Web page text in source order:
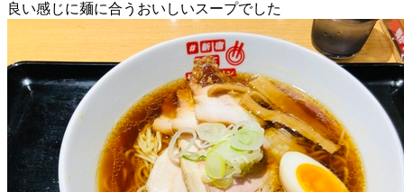
良い感じに麺に合うおいしいスープでした